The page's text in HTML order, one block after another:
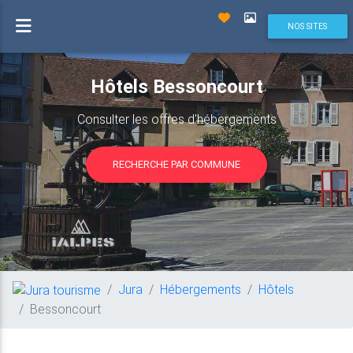
NOS SITES
Hôtels Bessoncourt
Consulter les offres d'hébergements
RECHERCHE PAR COMMUNE
Jura Hébergements
Hôtels
Bessoncourt